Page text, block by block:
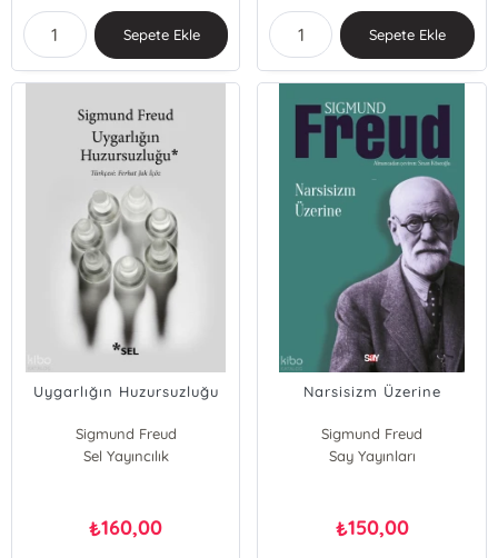
Sepete Ekle Sepete Ekle
Uygarlığın Huzursuzluğu
Sigmund Freud
Sel Yayıncılık
₺160,00
Narsisizm Üzerine
Sigmund Freud
Say Yayınları
₺150,00